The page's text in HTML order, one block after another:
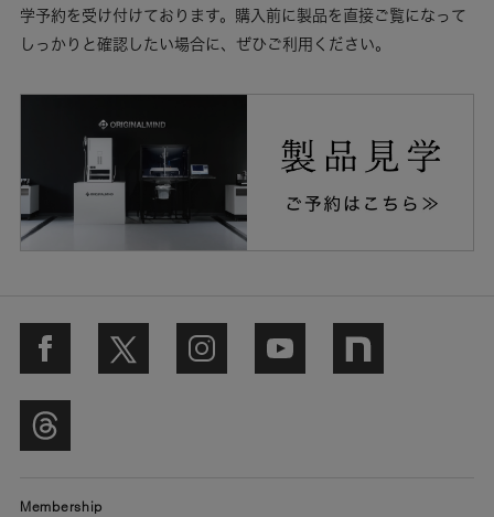
学予約を受け付けております。購入前に製品を直接ご覧になって
しっかりと確認したい場合に、ぜひご利用ください。
Membership